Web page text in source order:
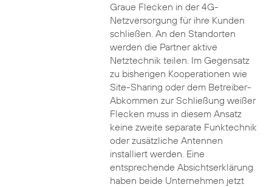
Graue Flecken in der 4G-
Netzversorgung für ihre Kunden
schließen. An den Standorten
werden die Partner aktive
Netztechnik teilen. Im Gegensatz
zu bisherigen Kooperationen wie
Site-Sharing oder dem Betreiber-
Abkommen zur Schließung weißer
Flecken muss in diesem Ansatz
keine zweite separate Funktechnik
oder zusätzliche Antennen
installiert werden. Eine
entsprechende Absichtserklärung
haben beide Unternehmen jetzt